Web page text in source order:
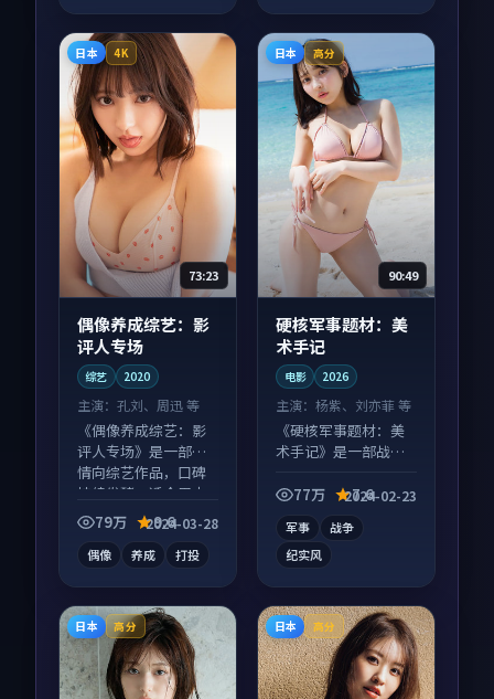
日本 4K
73:23
偶像养成综艺：影
评人专场
综艺 2020
主演： 孔刘、周迅 等
《偶像养成综艺：影
评人专场》是一部爱
情向综艺作品，口碑
持续发酵，适合周末
一口气刷完。
79万 9.6
2024-03-28
偶像 养成 打投
日本 高分
90:49
硬核军事题材：美
术手记
电影 2026
主演：杨紫、刘亦菲 等
《硬核军事题材：美
术手记》是一部战争
成长为内核，情感戏
77万 7.6
2024-02-23
军事
战争
纪实风
日本 高分 日本 高分